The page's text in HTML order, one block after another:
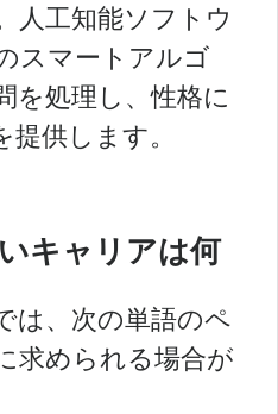
人工知能ソフトウ
スマートアルゴ
を処理し、性格に
供します。
キャリアは何
は、次の単語のペ
求められる場合が